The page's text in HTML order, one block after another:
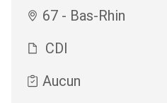
67 - Bas-Rhin
CDI
Aucun